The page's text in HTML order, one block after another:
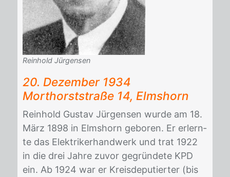
Reinhold Jürgensen
20. De­zem­ber 1934
Mor­t­horst­stra­ße 14, Elms­horn
Rein­hold Gus­tav Jür­gen­sen wur­de am 18.
März 1898 in Elms­horn ge­bo­ren. Er er­lern­
te das Elek­trik­er­hand­werk und trat 1922
in die drei Jah­re zu­vor ge­grün­de­te KPD
ein. Ab 1924 war er Kreis­de­pu­tier­ter (bis